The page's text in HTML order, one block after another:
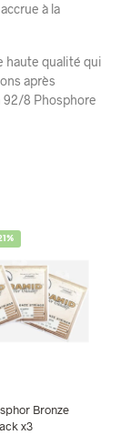
à la
haute qualité qui
après
92/8 Phosphore
Bronze
x3